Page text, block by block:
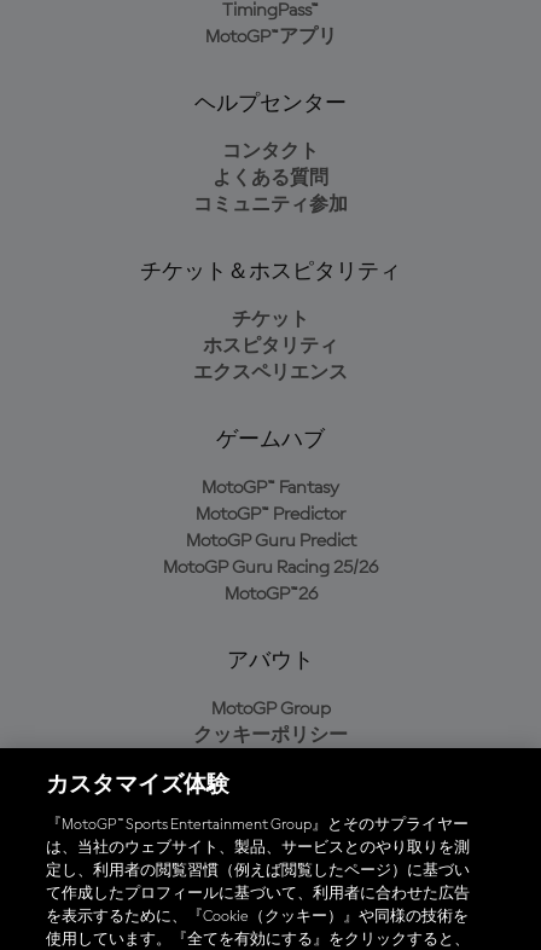
TimingPass™
MotoGP™アプリ
ヘルプセンター
コンタクト
よくある質問
コミュニティ参加
チケット＆ホスピタリティ
チケット
ホスピタリティ
エクスペリエンス
ゲームハブ
MotoGP™ Fantasy
MotoGP™ Predictor
MotoGP Guru Predict
MotoGP Guru Racing 25/26
MotoGP™26
アバウト
MotoGP Group
クッキーポリシー
プライバシーポリシー
購入ポリシー
オフィシャルアプリ
カスタマイズ体験
『MotoGP™ Sports Entertainment Group』とそのサプライヤー
は、当社のウェブサイト、製品、サービスとのやり取りを測
定し、利用者の閲覧習慣（例えば閲覧したページ）に基づい
て作成したプロフィールに基づいて、利用者に合わせた広告
を表示するために、『Cookie（クッキー）』や同様の技術を
使用しています。『全てを有効にする』をクリックすると、